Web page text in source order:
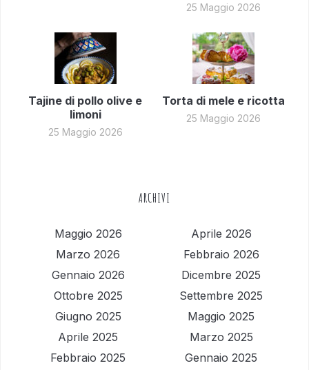
25 Maggio 2026
Tajine di pollo olive e
limoni
25 Maggio 2026
Torta di mele e ricotta
25 Maggio 2026
ARCHIVI
Maggio 2026
Aprile 2026
Marzo 2026
Febbraio 2026
Gennaio 2026
Dicembre 2025
Ottobre 2025
Settembre 2025
Giugno 2025
Maggio 2025
Aprile 2025
Marzo 2025
Febbraio 2025
Gennaio 2025